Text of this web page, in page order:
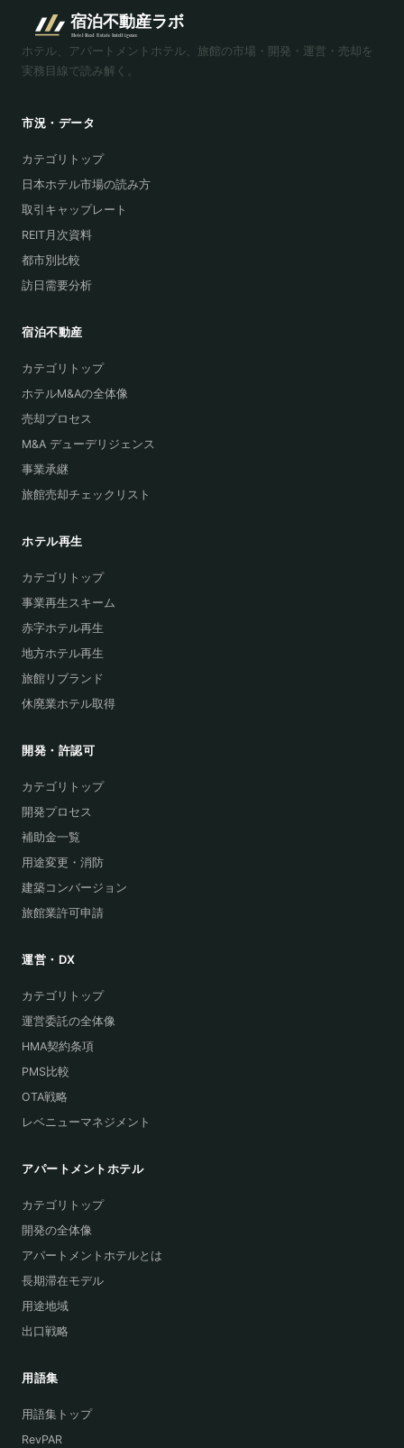
ホテル、アパートメントホテル、旅館の市場・開発・運営・売却を
実務目線で読み解く。
市況・データ
カテゴリトップ
日本ホテル市場の読み方
取引キャップレート
REIT月次資料
都市別比較
訪日需要分析
宿泊不動産
カテゴリトップ
ホテルM&Aの全体像
売却プロセス
M&A デューデリジェンス
事業承継
旅館売却チェックリスト
ホテル再生
カテゴリトップ
事業再生スキーム
赤字ホテル再生
地方ホテル再生
旅館リブランド
休廃業ホテル取得
開発・許認可
カテゴリトップ
開発プロセス
補助金一覧
用途変更・消防
建築コンバージョン
旅館業許可申請
運営・DX
カテゴリトップ
運営委託の全体像
HMA契約条項
PMS比較
OTA戦略
レベニューマネジメント
アパートメントホテル
カテゴリトップ
開発の全体像
アパートメントホテルとは
長期滞在モデル
用途地域
出口戦略
用語集
用語集トップ
RevPAR